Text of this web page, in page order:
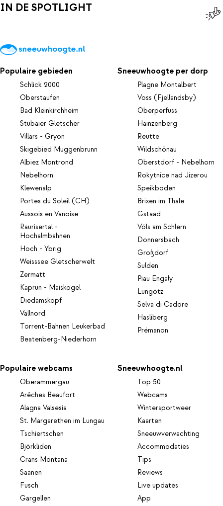
IN DE SPOTLIGHT
Populaire gebieden
Schlick 2000
Oberstaufen
Bad Kleinkirchheim
Stubaier Gletscher
Villars - Gryon
Skigebied Muggenbrunn
Albiez Montrond
Nebelhorn
Klewenalp
Portes du Soleil (CH)
Aussois en Vanoise
Raurisertal -
Hochalmbahnen
Hoch - Ybrig
Weisssee Gletscherwelt
Zermatt
Kaprun - Maiskogel
Diedamskopf
Vallnord
Torrent-Bahnen Leukerbad
Beatenberg-Niederhorn
Sneeuwhoogte per dorp
Plagne Montalbert
Voss (Fjellandsby)
Oberperfuss
Hainzenberg
Reutte
Wildschönau
Oberstdorf - Nebelhorn
Rokytnice nad Jizerou
Speikboden
Brixen im Thale
Gstaad
Völs am Schlern
Donnersbach
Großdorf
Sulden
Piau Engaly
Lungötz
Selva di Cadore
Hasliberg
Prémanon
Populaire webcams
Oberammergau
Arêches Beaufort
Alagna Valsesia
St. Margarethen im Lungau
Tschiertschen
Björkliden
Crans Montana
Saanen
Fusch
Gargellen
Sneeuwhoogte.nl
Top 50
Webcams
Wintersportweer
Kaarten
Sneeuwverwachting
Accommodaties
Tips
Reviews
Live updates
App